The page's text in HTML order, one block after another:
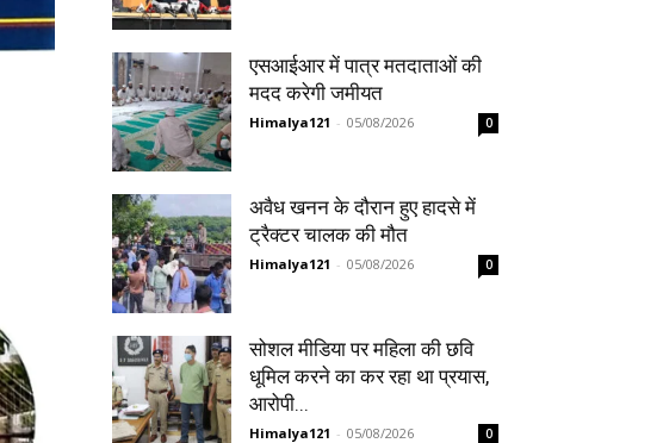
एसआईआर में पात्र मतदाताओं की
मदद करेगी जमीयत
Himalya121 - 05/08/2026 0
अवैध खनन के दौरान हुए हादसे में
ट्रैक्टर चालक की मौत
Himalya121 - 05/08/2026 0
सोशल मीडिया पर महिला की छवि
धूमिल करने का कर रहा था प्रयास,
आरोपी...
Himalya121 - 05/08/2026 0